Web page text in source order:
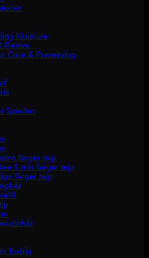
Moisture
Revive
Care & Preserving
Sweden
färger tejp
& mix färger tejp
färger tejp
löshår